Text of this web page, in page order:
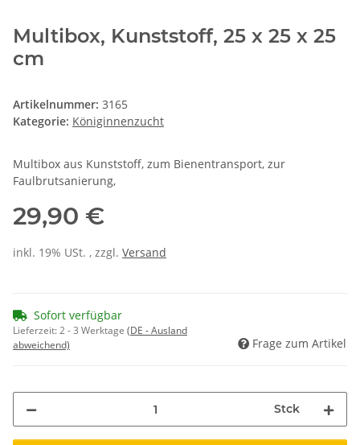
Multibox, Kunststoff, 25 x 25 x 25
cm
Artikelnummer: 3165
Kategorie: Königinnenzucht
Multibox aus Kunststoff, zum Bienentransport, zur
Faulbrutsanierung,
29,90 €
inkl. 19% USt. , zzgl. Versand
Sofort verfügbar
Lieferzeit:2 - 3 Werktage (DE - Ausland
abweichend)
Frage zum Artikel
Stck